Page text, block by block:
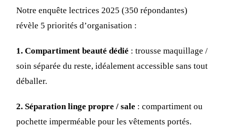
Notre enquête lectrices 2025 (350 répondantes)
révèle 5 priorités d’organisation :
1. Compartiment beauté dédié : trousse maquillage /
soin séparée du reste, idéalement accessible sans tout
déballer.
2. Séparation linge propre / sale : compartiment ou
pochette imperméable pour les vêtements portés.